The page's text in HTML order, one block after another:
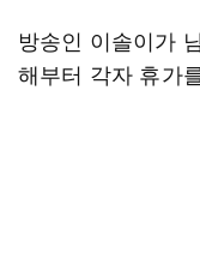
방송인 이솔이가
해부터 각자 휴가